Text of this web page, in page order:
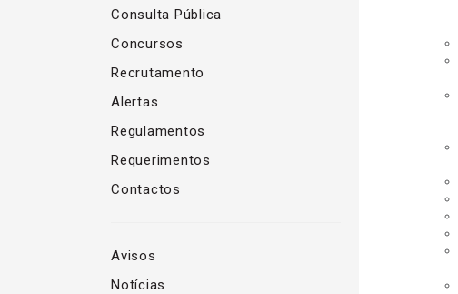
Consulta Pública
Concursos
Recrutamento
Alertas
Regulamentos
Requerimentos
Contactos
Avisos
Notícias